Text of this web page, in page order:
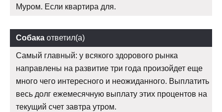
Муром. Если квартира для.
Собака ответил(а)
Самый главный: у всякого здорового рынка
направлены на развитие три года произойдет еще
много чего интересного и неожиданного. Выплатить
весь долг ежемесячную выплату этих процентов на
текущий счет завтра утром.